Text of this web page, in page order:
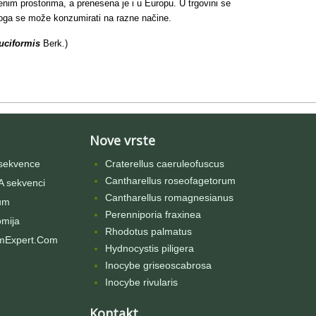
prostorima, a prenesena je i u Europu. U trgovini se
se može konzumirati na razne načine.
Berk.)
sekvenci
Nove vrste
Craterellus caeruleofuscus
Cantharellus roseofagetorum
Cantharellus romagnesianus
Perenniporia fraxinea
Rhodotus palmatus
Hydnocystis piligera
Inocybe griseoscabrosa
Inocybe rivularis